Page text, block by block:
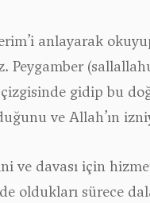
anlayarak
Peygamber
gidip bu
ve Allah’ın
ve davası için
oldukları sürece